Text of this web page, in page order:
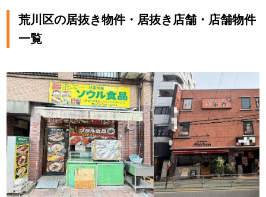
荒川区の居抜き物件・居抜き店舗・店舗物件
一覧